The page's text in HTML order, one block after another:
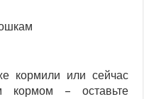
кормили или сейчас
кормом – оставьте